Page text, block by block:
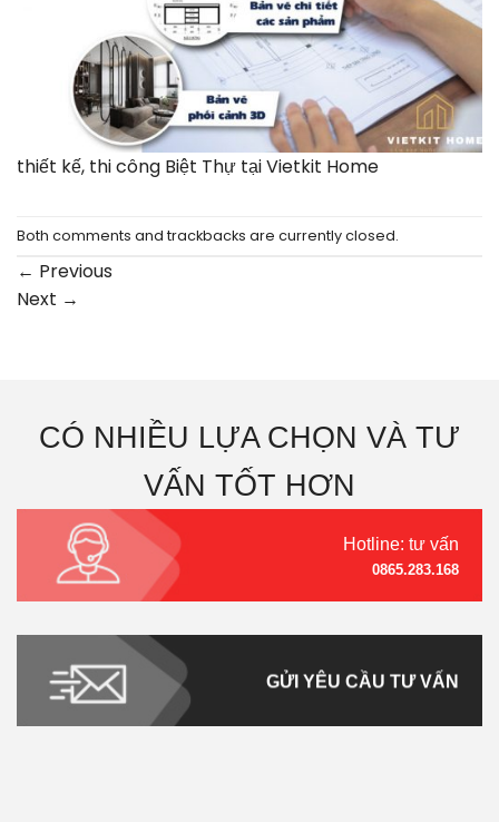
thiết kế, thi công Biệt Thự tại Vietkit Home
Both comments and trackbacks are currently closed.
← Previous
Next →
CÓ NHIỀU LỰA CHỌN VÀ TƯ
VẤN TỐT HƠN
Hotline: tư vấn
0865.283.168
GỬI YÊU CẦU TƯ VẤN